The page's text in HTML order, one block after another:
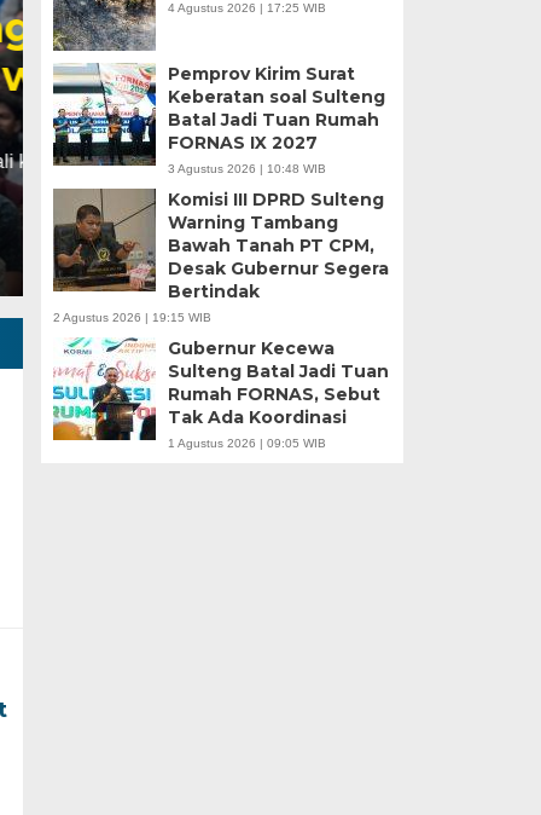
Kesaksian Buruh
Industri Nikel di
Minggu, 5 Jan 2025 - 18:59 WIB
HARIANSULTENG.COM, MOROWALI – Industri
punggung ekspor nasional. Mantra hilirisasi terus…
4 Agustus 2026 | 17:25 WIB
Pemprov Kirim Surat
Keberatan soal Sulteng
Batal Jadi Tuan Rumah
FORNAS IX 2027
3 Agustus 2026 | 10:48 WIB
Komisi III DPRD Sulteng
Warning Tambang
Bawah Tanah PT CPM,
Desak Gubernur Segera
Bertindak
2 Agustus 2026 | 19:15 WIB
Gubernur Kecewa
Sulteng Batal Jadi Tuan
Rumah FORNAS, Sebut
Tak Ada Koordinasi
1 Agustus 2026 | 09:05 WIB